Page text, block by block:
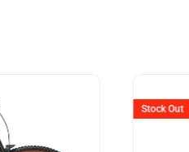
Stock Out